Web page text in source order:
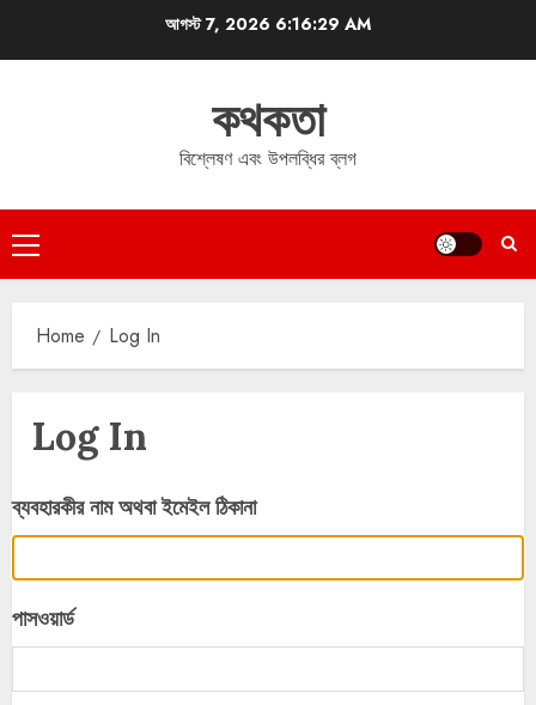
আগস্ট 7, 2026 6:16:29 AM
কথকতা
বিশ্লেষণ এবং উপলব্ধির ব্লগ
Primary
Menu
Home Log In
Log In
ব্যবহারকীর নাম অথবা ইমেইল ঠিকানা
পাসওয়ার্ড